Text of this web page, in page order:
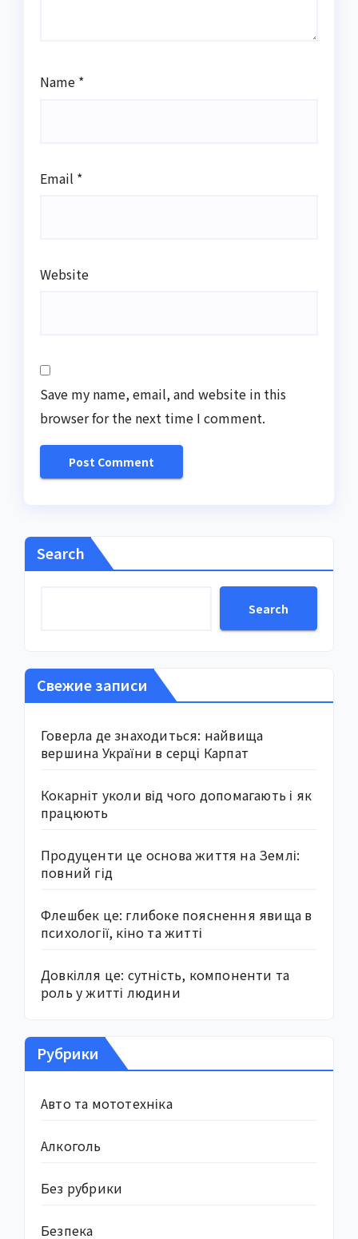
Name *
Email *
Website
Save my name, email, and website in this
browser for the next time I comment.
Search
Search
Свежие записи
Говерла де знаходиться: найвища
вершина України в серці Карпат
Кокарніт уколи від чого допомагають і як
працюють
Продуценти це основа життя на Землі:
повний гід
Флешбек це: глибоке пояснення явища в
психології, кіно та житті
Довкілля це: сутність, компоненти та
роль у житті людини
Рубрики
Авто та мототехніка
Алкоголь
Без рубрики
Безпека